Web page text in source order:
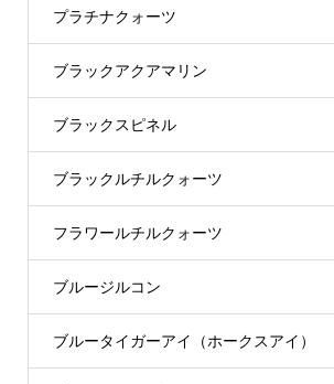
プラチナクォーツ
ブラックアクアマリン
ブラックスピネル
ブラックルチルクォーツ
フラワールチルクォーツ
ブルージルコン
ブルータイガーアイ（ホークスアイ）